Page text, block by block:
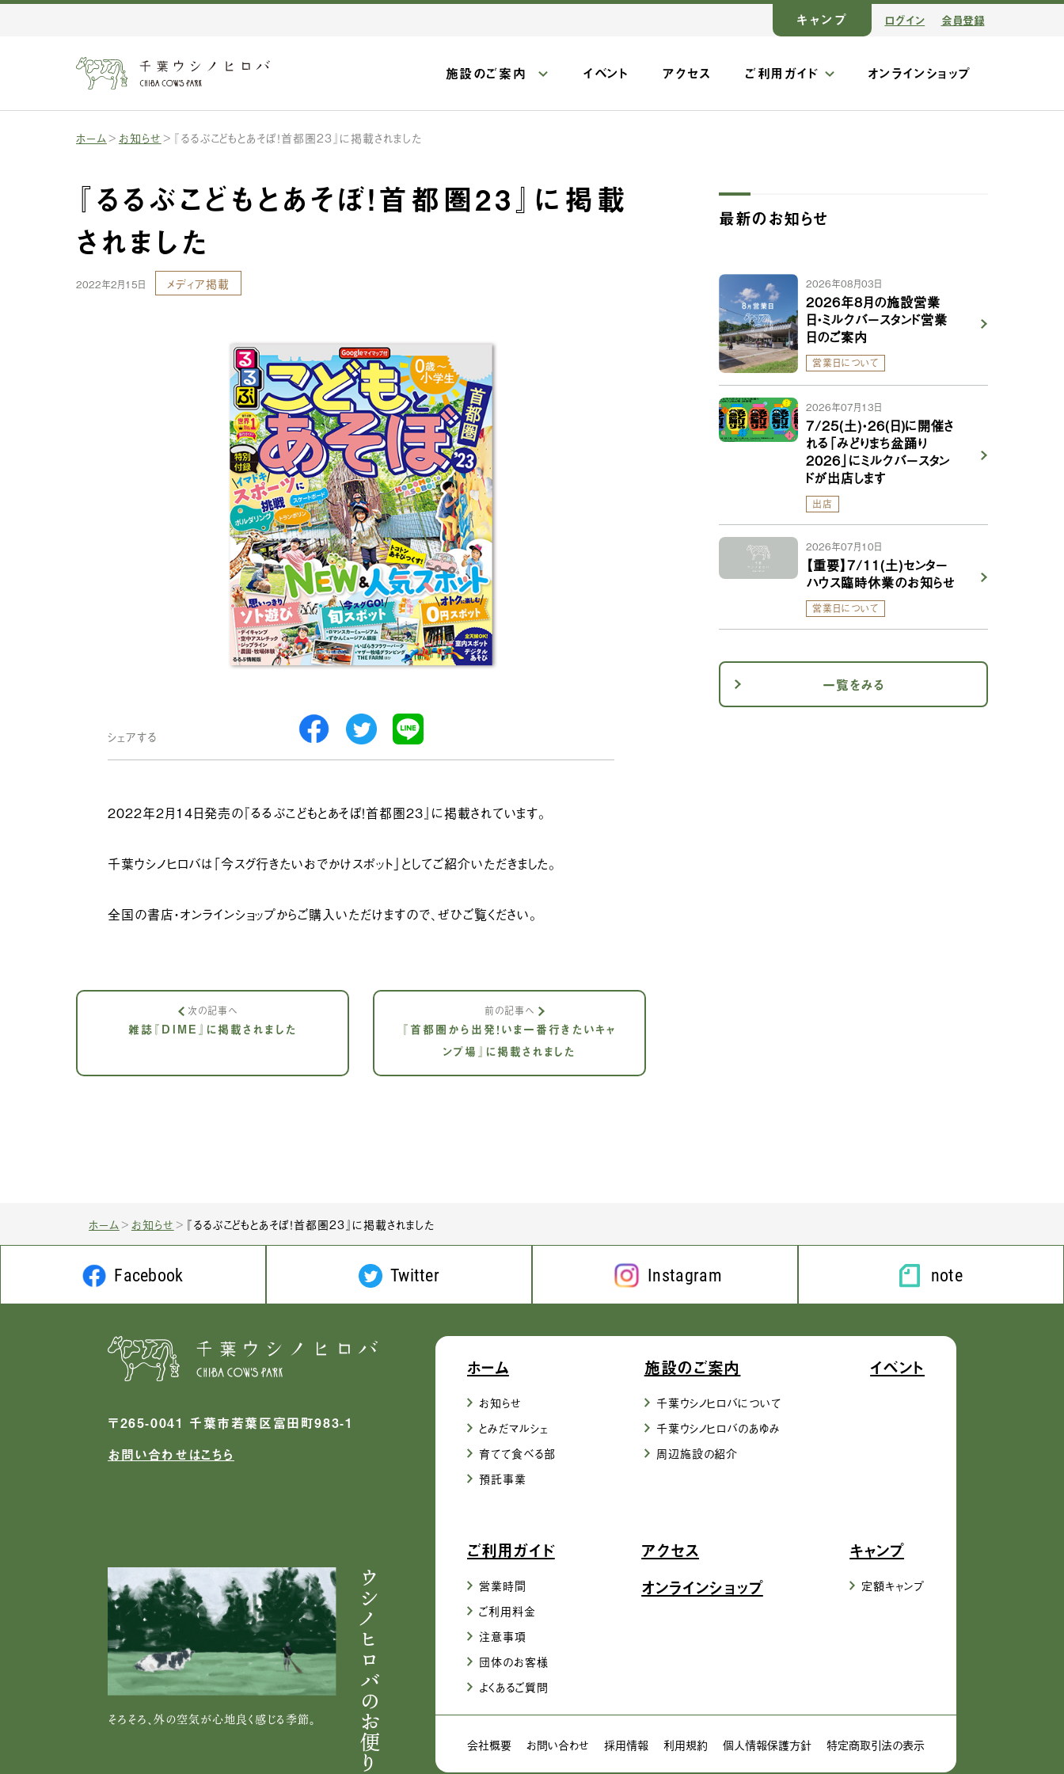
キャンプ ログイン 会員登録
施設のご案内 イベント アクセス ご利用ガイド オンラインショップ
ホーム お知らせ 『るるぶこどもとあそぼ！首都圏23』に掲載されました
『るるぶこどもとあそぼ！首都圏23』に掲載
されました
2022年2月15日 メディア掲載
シェアする
2022年2月14日発売の『るるぶこどもとあそぼ！首都圏23』に掲載されています。
千葉ウシノヒロバは「今スグ行きたいおでかけスポット」としてご紹介いただきました。
全国の書店・オンラインショップからご購入いただけますので、ぜひご覧ください。
次の記事へ
雑誌『DIME』に掲載されました
前の記事へ
『首都圏から出発！いま一番行きたいキャ
ンプ場』に掲載されました
最新のお知らせ
2026年08月03日
2026年8月の施設営業
日・ミルクバースタンド営業
日のご案内
営業日について
2026年07月13日
7/25(土)・26(日)に開催さ
れる「みどりまち盆踊り
2026」にミルクバースタン
ドが出店します
出店
2026年07月10日
【重要】7/11(土)センター
ハウス臨時休業のお知らせ
営業日について
一覧をみる
ホーム お知らせ 『るるぶこどもとあそぼ！首都圏23』に掲載されました
Facebook Twitter Instagram note
〒265-0041 千葉市若葉区富田町983-1
お問い合わせはこちら
そろそろ、外の空気が心地良く感じる季節。 ウシノヒロバのお便り
ホーム
お知らせ
とみだマルシェ
育てて食べる部
預託事業
施設のご案内
千葉ウシノヒロバについて
千葉ウシノヒロバのあゆみ
周辺施設の紹介
イベント
ご利用ガイド
営業時間
ご利用料金
注意事項
団体のお客様
よくあるご質問
アクセス
オンラインショップ
キャンプ
定額キャンプ
会社概要 お問い合わせ 採用情報 利用規約 個人情報保護方針 特定商取引法の表示